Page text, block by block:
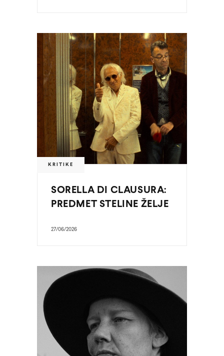
KRITIKE
SORELLA DI CLAUSURA:
PREDMET STELINE ŽELJE
27/06/2026